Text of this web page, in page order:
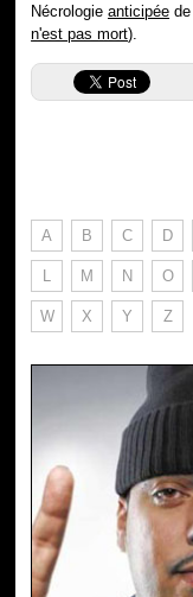
Nécrologieanticipée
n'est pas mort).
A B C D
L M N O
W X Y Z